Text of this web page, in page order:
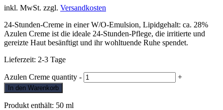
inkl. MwSt. zzgl. Versandkosten
24-Stunden-Creme in einer W/O-Emulsion, Lipidgehalt: ca. 28%
Azulen Creme ist die ideale 24-Stunden-Pflege, die irritierte und
gereizte Haut besänftigt und ihr wohltuende Ruhe spendet.
Lieferzeit: 2-3 Tage
Azulen Creme quantity - +
In den Warenkorb
Produkt enthält: 50 ml